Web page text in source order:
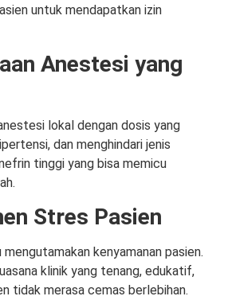
untuk mendapatkan izin
Anestesi yang
lokal dengan dosis yang
dan menghindari jenis
tinggi yang bisa memicu
Stres Pasien
kenyamanan pasien.
klinik yang tenang, edukatif,
tidak merasa cemas berlebihan.